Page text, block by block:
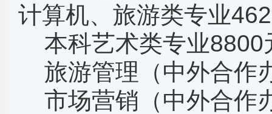
计算机、旅游类专业
本科艺术类专业8800
旅游管理（中外合作
市场营销（中外合作